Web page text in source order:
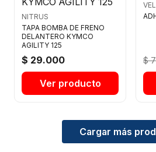
NITRUS
TAPA BOMBA DE FRENO
DELANTERO KYMCO
AGILITY 125
$ 29.000
Ver producto
$
Cargar más